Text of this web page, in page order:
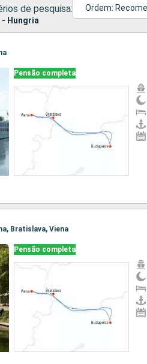
de pesquisa:
Hungria
Ordem:
Pensão completa
Bratislava, Viena
Pensão completa